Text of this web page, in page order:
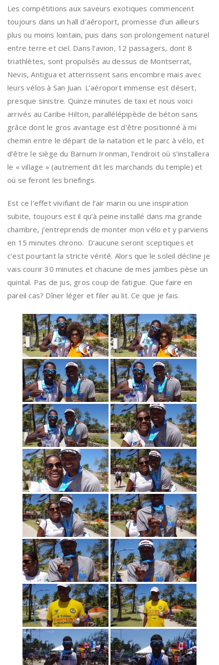
Les compétitions aux saveurs exotiques commencent
toujours dans un hall d’aéroport, promesse d’un ailleurs
plus ou moins lointain, puis dans son prolongement naturel
entre terre et ciel. Dans l’avion, 12 passagers, dont 8
triathlètes, sont propulsés au dessus de Montserrat,
Nevis, Antigua et atterrissent sans encombre mais avec
leurs vélos à San Juan. L’aéroport immense est désert,
presque sinistre. Quinze minutes de taxi et nous voici
arrivés au Caribe Hilton, parallélépipède de béton sans
grâce dont le gros avantage est d’être positionné à mi
chemin entre le départ de la natation et le parc à vélo, et
d’être le siège du Barnum Ironman, l’endroit où s’installera
le « village » (autrement dit les marchands du temple) et
où se feront les briefings.
Est ce l’effet vivifiant de l’air marin ou une inspiration
subite, toujours est il qu’à peine installé dans ma grande
chambre, j’entreprends de monter mon vélo et y parviens
en 15 minutes chrono. D’aucune seront sceptiques et
c’est pourtant la stricte vérité. Alors que le soleil décline je
vais courir 30 minutes et chacune de mes jambes pèse un
quintal. Pas de jus, gros coup de fatigue. Que faire en
pareil cas? Dîner léger et filer au lit. Ce que je fais.